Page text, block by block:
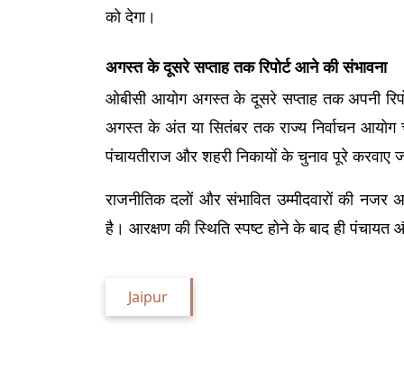
को देगा।
अगस्त के दूसरे सप्ताह तक रिपोर्ट आने की संभावना
ओबीसी आयोग अगस्त के दूसरे सप्ताह तक अपनी
अगस्त के अंत या सितंबर तक राज्य निर्वाचन
पंचायतीराज और शहरी निकायों के चुनाव पूरे करवाए
राजनीतिक दलों और संभावित उम्मीदवारों की नजर
है। आरक्षण की स्थिति स्पष्ट होने के बाद ही पंचायत
Jaipur